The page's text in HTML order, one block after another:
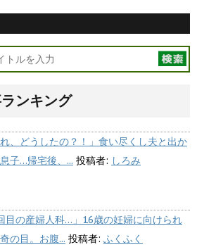
ンキング
れ、どうしたの？！」食い尽くし夫と出か
子…帰宅後、... 投稿者: しろみ
目の産婦人科…」16歳の妊婦に向けられ
の目。お腹... 投稿者: ふくふく